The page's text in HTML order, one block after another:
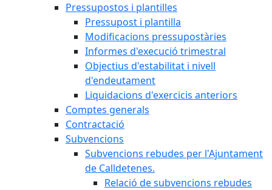
Pressupostos i plantilles
Pressupost i plantilla
Modificacions pressupostàries
Informes d'execució trimestral
Objectius d'estabilitat i nivell
d'endeutament
Liquidacions d'exercicis anteriors
Comptes generals
Contractació
Subvencions
Subvencions rebudes per l'Ajuntament
de Calldetenes.
Relació de subvencions rebudes